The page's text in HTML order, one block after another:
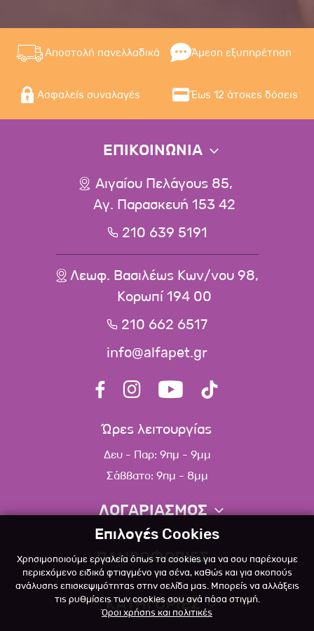
Αποστολή πανελλαδικά Άμεση εξυπηρέτηση
Ασφαλείς συναλαγές Έως 12 άτοκες δόσεις
ΕΠΙΚΟΙΝΩΝΙΑ
Αιγαίου Πελάγους 85,
Αγ. Παρασκευή 153 42
210 639 5191
Λεωφ. Βασιλέως Κων/νου 98,
Κορωπί 194 00
210 662 6517
info@alfapet.gr
Ώρες λειτουργίας
Δευ - Παρ: 9πμ - 9μμ
Σάββατο: 9πμ - 8μμ
ΛΟΓΑΡΙΑΣΜΟΣ
Πληροφορίες λογαριασμού
Λίστα αγαπημένων
Πολιτική επιστροφών
ΠΛΗΡΟΦΟΡΙΕΣ
Σχετικά
Επικοινωνία
ΚΑΤΗΓΟΡΙΕΣ
Επιλογές Cookies
Χρησιμοποιούμε εργαλεία όπως τα cookies για να σου παρέχουμε
περιεχόμενο ειδικά φτιαγμένο για σένα, καθώς και για σκοπούς
ανάλυσης επισκεψιμότητας στην σελίδα μας. Μπορείς να αλλάξεις
τις ρυθμίσεις των cookies σου ανά πάσα στιγμή.
Όροι χρήσης και πολιτικές